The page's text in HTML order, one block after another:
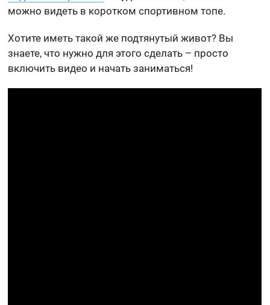
можно видеть в коротком спортивном топе.
Хотите иметь такой же подтянутый живот? Вы
знаете, что нужно для этого сделать – просто
включить видео и начать заниматься!